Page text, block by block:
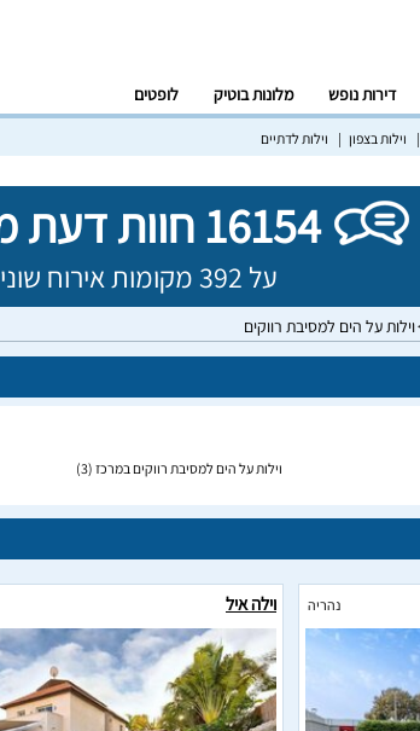
דירות נופש מלונות בוטיק לופטים
וילות בצפון וילות לדתיים
16154 חוות דעת מאומתות!
על 392 מקומות אירוח שונים בישראל
וילות על הים למסיבת רווקים
וילות על הים למסיבת רווקים במרכז (3)
נהריה וילה איל